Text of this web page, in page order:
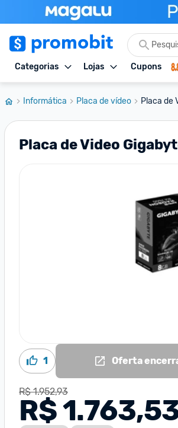
Categorias Lojas Cupons
Informática Placa de vídeo Placa de
Placa de Video
1 Oferta
R$ 1.952,93
R$